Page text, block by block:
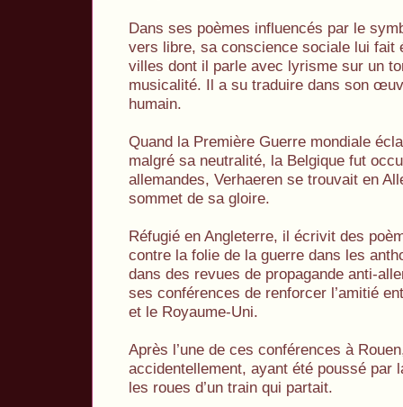
Dans ses poèmes influencés par le
vers libre, sa conscience sociale lui fait
villes dont il parle avec lyrisme sur un
musicalité. Il a su traduire dans son
humain.
Quand la Première Guerre mondiale
malgré sa neutralité, la Belgique fut
allemandes, Verhaeren se trouvait en
sommet de sa gloire.
Réfugié en Angleterre, il écrivit des
contre la folie de la guerre dans les
dans des revues de propagande anti-
ses conférences de renforcer l’amitié
et le Royaume-Uni.
Après l’une de ces conférences à
accidentellement, ayant été poussé par
les roues d’un train qui partait.